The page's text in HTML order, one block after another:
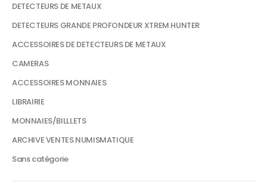
DETECTEURS DE METAUX
DETECTEURS GRANDE PROFONDEUR XTREM HUNTER
ACCESSOIRES DE DETECTEURS DE METAUX
CAMERAS
ACCESSOIRES MONNAIES
LIBRAIRIE
MONNAIES/BILLLETS
ARCHIVE VENTES NUMISMATIQUE
Sans catégorie